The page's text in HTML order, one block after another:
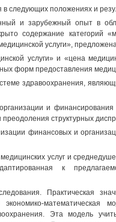
в следующих положениях и
и зарубежный опыт в
содержание категорий
услуги»,
услуги» и «цена
форм предоставления
здравоохранения,
и
структурных
финансовых и
услуг и
к
Практическая
математическая
Эта модель